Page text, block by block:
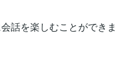
話を楽しむことができま